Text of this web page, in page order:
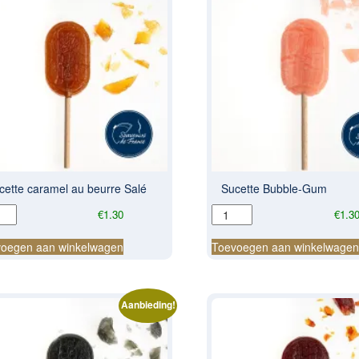
caramel au beurre Salé
€1.30
aan winkelwagen
Sucette Bubble-Gum
€1.30
Sucette
Bubble-
Gum
aantal
Toevoegen aan winkelwagen
Aanbieding!